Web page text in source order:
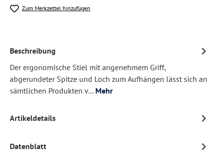
Zum Merkzettel hinzufügen
Beschreibung
Der ergonomische Stiel mit angenehmem Griff,
abgerundeter Spitze und Loch zum Aufhängen lässt sich an
sämtlichen Produkten v… Mehr
Artikeldetails
Datenblatt